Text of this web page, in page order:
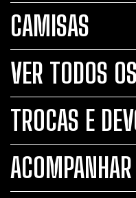
CAMISAS
VER TODOS
TROCAS E